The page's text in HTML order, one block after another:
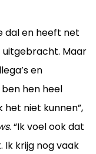
dal en heeft net
uitgebracht. Maar
en
hen heel
het niet kunnen”,
. “Ik voel ook dat
krijg nog vaak